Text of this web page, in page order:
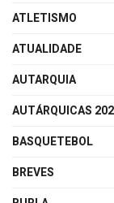
ATLETISMO
ATUALIDADE
AUTARQUIA
AUTÁRQUICAS
BASQUETEBOL
BREVES